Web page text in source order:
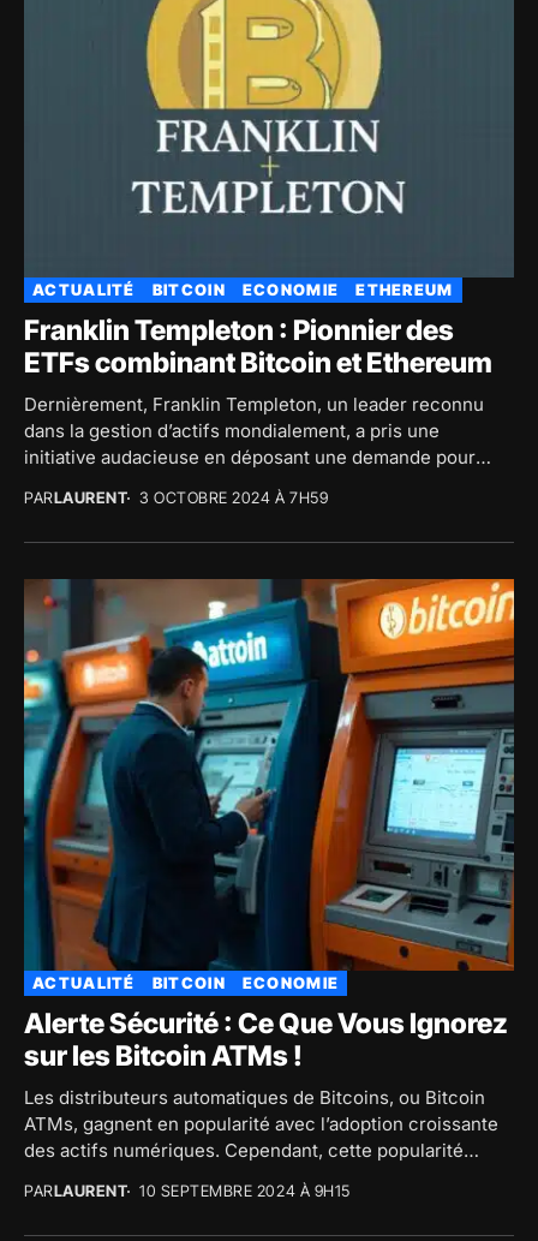
ACTUALITÉ BITCOIN ECONOMIE ETHEREUM
Franklin Templeton : Pionnier des
ETFs combinant Bitcoin et Ethereum
Dernièrement, Franklin Templeton, un leader reconnu
dans la gestion d’actifs mondialement, a pris une
initiative audacieuse en déposant une demande pour
PARLAURENT 3 OCTOBRE 2024 À 7H59
ACTUALITÉ BITCOIN ECONOMIE
Alerte Sécurité : Ce Que Vous Ignorez
sur les Bitcoin ATMs !
Les distributeurs automatiques de Bitcoins, ou Bitcoin
ATMs, gagnent en popularité avec l’adoption croissante
des actifs numériques. Cependant, cette popularité
s’accompagne d’une hausse alarmante...
PARLAURENT 10 SEPTEMBRE 2024 À 9H15